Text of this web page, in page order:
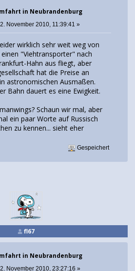
in Neubrandenburg
November 2010, 11:39:41 »
wirklich sehr weit weg von
"Viehtransporter" nach
Hahn aus fliegt, aber
hat die Preise an
astronomischen Ausmaßen.
Bahn dauert es eine Ewigkeit.
Schaun wir mal, aber
ein paar Worte auf Russisch
zu kennen... sieht eher
Gespeichert
fl67
in Neubrandenburg
November 2010, 23:27:16 »